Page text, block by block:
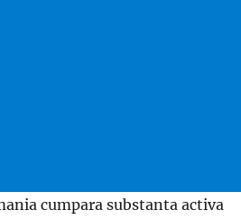
cumpara substanta activa